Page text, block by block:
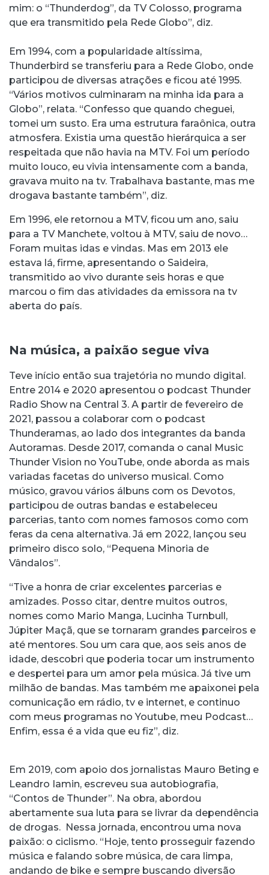
mim: o “Thunderdog”, da TV Colosso, programa
que era transmitido pela Rede Globo”, diz.
Em 1994, com a popularidade altíssima,
Thunderbird se transferiu para a Rede Globo, onde
participou de diversas atrações e ficou até 1995.
“Vários motivos culminaram na minha ida para a
Globo”, relata. “Confesso que quando cheguei,
tomei um susto. Era uma estrutura faraônica, outra
atmosfera. Existia uma questão hierárquica a ser
respeitada que não havia na MTV. Foi um período
muito louco, eu vivia intensamente com a banda,
gravava muito na tv. Trabalhava bastante, mas me
drogava bastante também”, diz.
Em 1996, ele retornou a MTV, ficou um ano, saiu
para a TV Manchete, voltou à MTV, saiu de novo…
Foram muitas idas e vindas. Mas em 2013 ele
estava lá, firme, apresentando o Saideira,
transmitido ao vivo durante seis horas e que
marcou o fim das atividades da emissora na tv
aberta do país.
Na música, a paixão segue viva
Teve início então sua trajetória no mundo digital.
Entre 2014 e 2020 apresentou o podcast Thunder
Radio Show na Central 3. A partir de fevereiro de
2021, passou a colaborar com o podcast
Thunderamas, ao lado dos integrantes da banda
Autoramas. Desde 2017, comanda o canal Music
Thunder Vision no YouTube, onde aborda as mais
variadas facetas do universo musical. Como
músico, gravou vários álbuns com os Devotos,
participou de outras bandas e estabeleceu
parcerias, tanto com nomes famosos como com
feras da cena alternativa. Já em 2022, lançou seu
primeiro disco solo, “Pequena Minoria de
Vândalos”.
“Tive a honra de criar excelentes parcerias e
amizades. Posso citar, dentre muitos outros,
nomes como Mario Manga, Lucinha Turnbull,
Júpiter Maçã, que se tornaram grandes parceiros e
até mentores. Sou um cara que, aos seis anos de
idade, descobri que poderia tocar um instrumento
e despertei para um amor pela música. Já tive um
milhão de bandas. Mas também me apaixonei pela
comunicação em rádio, tv e internet, e continuo
com meus programas no Youtube, meu Podcast…
Enfim, essa é a vida que eu fiz”, diz.
Em 2019, com apoio dos jornalistas Mauro Beting e
Leandro Iamin, escreveu sua autobiografia,
“Contos de Thunder”. Na obra, abordou
abertamente sua luta para se livrar da dependência
de drogas. Nessa jornada, encontrou uma nova
paixão: o ciclismo. “Hoje, tento prosseguir fazendo
música e falando sobre música, de cara limpa,
andando de bike e sempre buscando diversão